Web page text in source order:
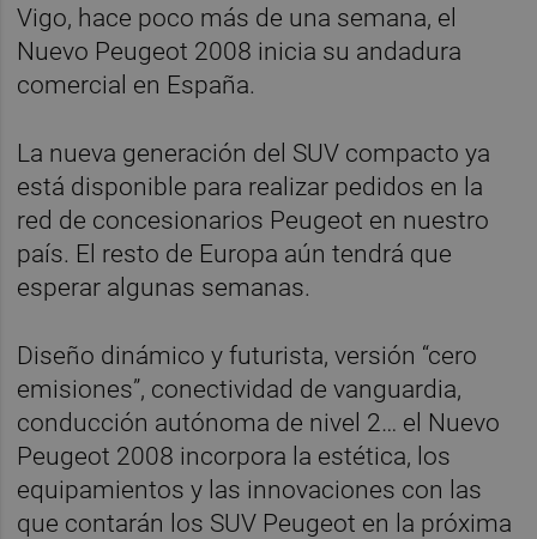
Vigo, hace poco más de una semana, el
Nuevo Peugeot 2008 inicia su andadura
comercial en España.
La nueva generación del SUV compacto ya
está disponible para realizar pedidos en la
red de concesionarios Peugeot en nuestro
país. El resto de Europa aún tendrá que
esperar algunas semanas.
Diseño dinámico y futurista, versión “cero
emisiones”, conectividad de vanguardia,
conducción autónoma de nivel 2… el Nuevo
Peugeot 2008 incorpora la estética, los
equipamientos y las innovaciones con las
que contarán los SUV Peugeot en la próxima